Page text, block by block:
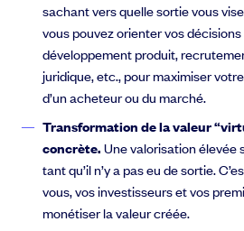
sachant vers quelle sortie vous
vous pouvez orienter vos
développement produit,
juridique, etc., pour maximiser
d’un acheteur ou du marché.
Transformation de la valeur
concrète.Une valorisation élevée
tant qu’il n’y a pas eu de sortie.
vous, vos investisseurs et vos
monétiser la valeur créée.